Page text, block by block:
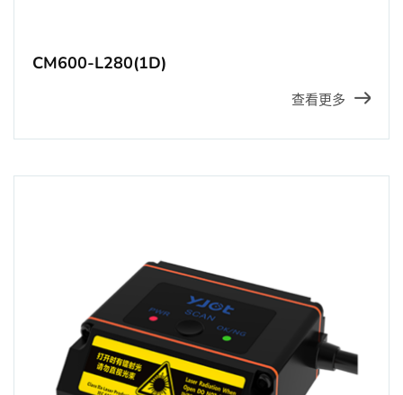
CM600-L280(1D)
查看更多